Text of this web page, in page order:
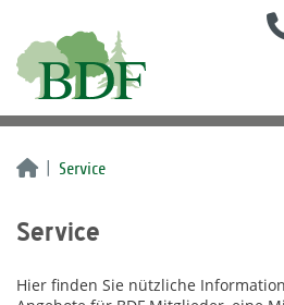
Service
Service
Hier finden Sie nützliche